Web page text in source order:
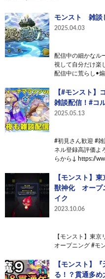
モンスト 雑談
2025.04.03
配信中の細かなル
視して自分だけ楽
配信中に荒らし•
【#モンスト】
雑談配信！#コ
2025.05.13
#初見さん歓迎 #
ネル登録高評価よ
らから↓ https://
【モンスト】
獣神化 オープ
イク
2023.10.06
【モンスト】東
オープニング #モ
【モンスト】
る！？貫通多め